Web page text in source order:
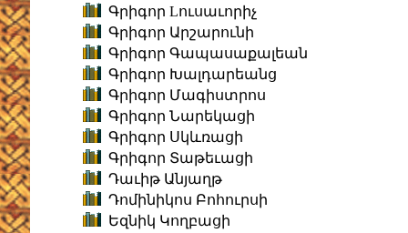
Գրիգոր Lուսաւորիչ
Գրիգոր Արշարունի
Գրիգոր Գապասաքալեան
Գրիգոր Խալդարեանց
Գրիգոր Մագիստրոս
Գրիգոր Նարեկացի
Գրիգոր Սկևռացի
Գրիգոր Տաթեւացի
Դաւիթ Անյաղթ
Դոմինիկոս Բոհուրսի
Եզնիկ Կողբացի